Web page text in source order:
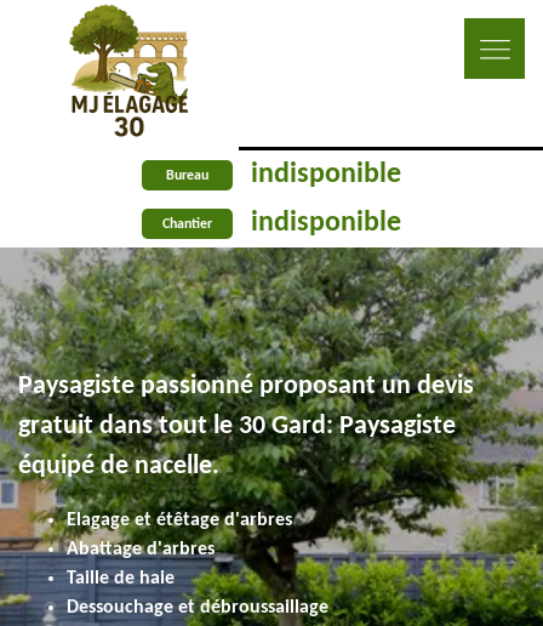
Bureau indisponible
Chantier indisponible
Paysagiste passionné proposant un devis
gratuit dans tout le 30 Gard: Paysagiste
équipé de nacelle.
Elagage et étêtage d'arbres
Abattage d'arbres
Taille de haie
Dessouchage et débroussaillage